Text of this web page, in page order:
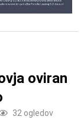
oviran
32 ogledov